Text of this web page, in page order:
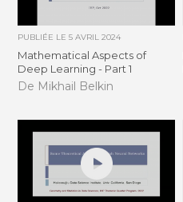
PUBLIÉE LE5 AVRIL 2024
Mathematical Aspects of
Deep Learning - Part 1
De Mikhail Belkin